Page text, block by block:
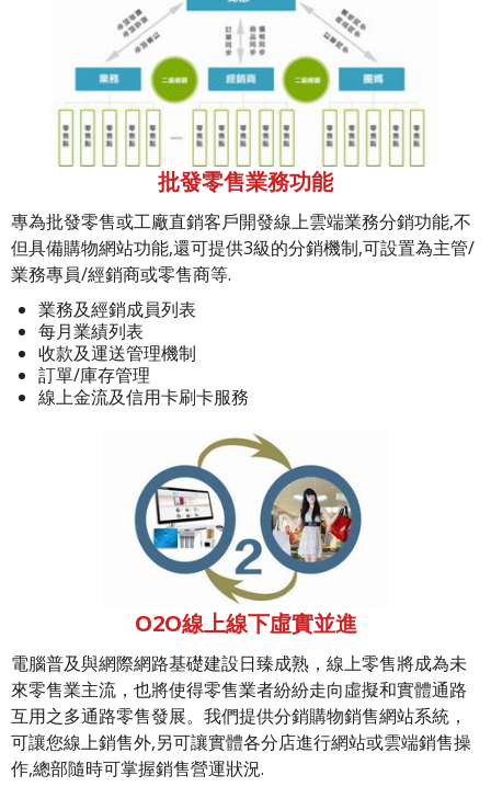
批發零售業務功能
專為批發零售或工廠直銷客戶開發線上雲端業務分銷功能,不
但具備購物網站功能,還可提供3級的分銷機制,可設置為主管/
業務專員/經銷商或零售商等.
業務及經銷成員列表
每月業績列表
收款及運送管理機制
訂單/庫存管理
線上金流及信用卡刷卡服務
O2O線上線下虛實並進
電腦普及與網際網路基礎建設日臻成熟，線上零售將成為未
來零售業主流，也將使得零售業者紛紛走向虛擬和實體通路
互用之多通路零售發展。我們提供分銷購物銷售網站系統，
可讓您線上銷售外,另可讓實體各分店進行網站或雲端銷售操
作,總部隨時可掌握銷售營運狀況.